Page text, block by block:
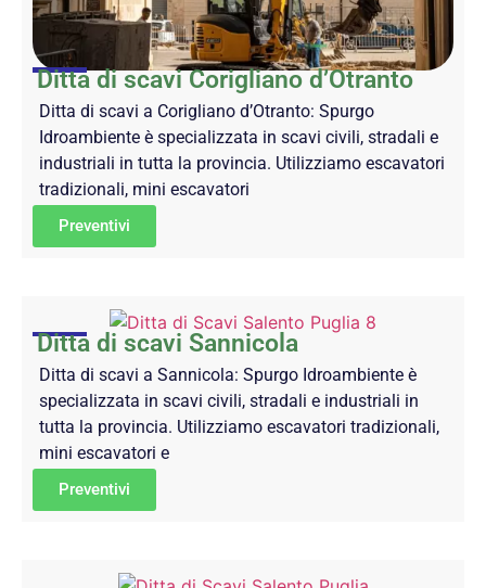
Ditta di scavi Corigliano d’Otranto
Ditta di scavi a Corigliano d’Otranto: Spurgo
Idroambiente è specializzata in scavi civili, stradali e
industriali in tutta la provincia. Utilizziamo escavatori
tradizionali, mini escavatori
Preventivi
Ditta di scavi Sannicola
Ditta di scavi a Sannicola: Spurgo Idroambiente è
specializzata in scavi civili, stradali e industriali in
tutta la provincia. Utilizziamo escavatori tradizionali,
mini escavatori e
Preventivi